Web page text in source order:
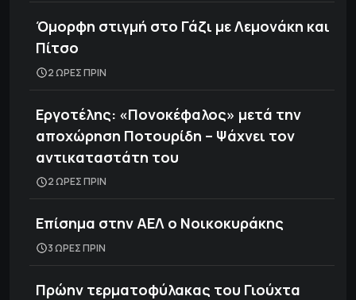
Όμορφη στιγμή στο Γάζι με Λεμονάκη και
Πίτσο
2 ΩΡΕΣ ΠΡΙΝ
Εργοτέλης: «Πονοκέφαλος» μετά την
αποχώρηση Ποτουρίδη – Ψάχνει τον
αντικαταστάτη του
2 ΩΡΕΣ ΠΡΙΝ
Επίσημα στην ΑΕΛ ο Νοικοκυράκης
3 ΩΡΕΣ ΠΡΙΝ
Πρώην τερματοφύλακας του Γιούχτα